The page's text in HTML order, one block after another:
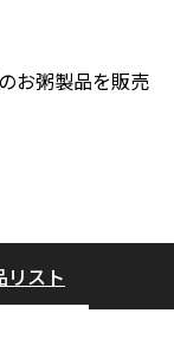
お粥製品を販売
リスト